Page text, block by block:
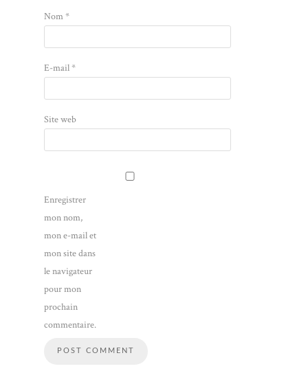
Nom*
E-mail*
Site web
Enregistrer
mon nom,
mon e-mail et
mon site dans
le navigateur
pour mon
prochain
commentaire.